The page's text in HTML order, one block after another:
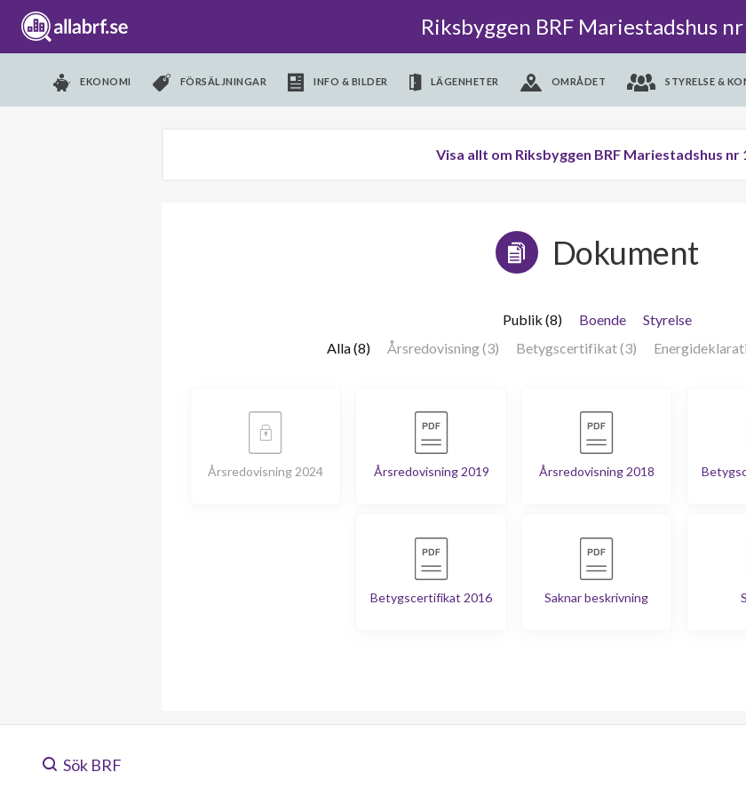
Riksbyggen BRF Mariestadshus
EKONOMI FÖRSÄLJNINGAR INFO & BILDER LÄGENHETER OMRÅDET STYRELSE &
Visa allt om Riksbyggen BRF Mariestadshus nr
Dokument
Publik (8) Boende
Styrelse
Alla (8)
Årsredovisning (3) Betygscertifikat (3)
Årsredovisning 2024 Årsredovisning 2019 Årsredovisning 2018
Betygscertifikat 2016 Saknar beskrivning
Sök BRF